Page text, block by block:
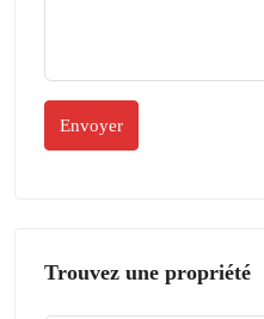
Trouvez une propriété